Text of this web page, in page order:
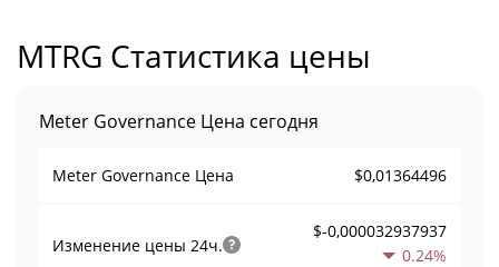
MTRG Статистика цены
Meter Governance Цена сегодня
Meter Governance Цена $0,01364496
Изменение цены 24ч.
$-0,000032937937
0.24%